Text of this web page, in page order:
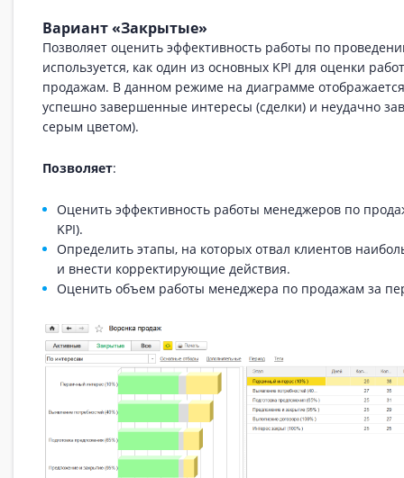
Вариант «Закрытые»
Позволяет оценить эффективность работы по
используется, как один из основных KPI для оценки
продажам. В данном режиме на диаграмме
успешно завершенные интересы (сделки) и неудачно
серым цветом).
Позволяет:
Оценить эффективность работы менеджеров по
KPI).
Определить этапы, на которых отвал клиентов
и внести корректирующие действия.
Оценить объем работы менеджера по продажам за